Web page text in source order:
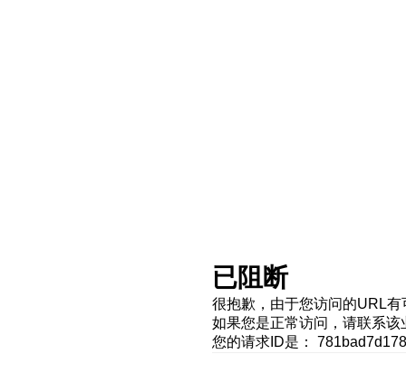
已阻断
很抱歉，由于您访问的URL
如果您是正常访问，请联系
您的请求ID是：